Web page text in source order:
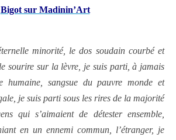
Bigot sur Madinin’Art
minorité, le dos soudain courbé et
sourire sur la lèvre, je suis parti, à jamais
sangsue du pauvre monde et
je suis parti sous les rires de la majorité
qui s’aimaient de détester ensemble,
en un ennemi commun, l’étranger, je